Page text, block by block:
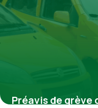
Préavis de grève